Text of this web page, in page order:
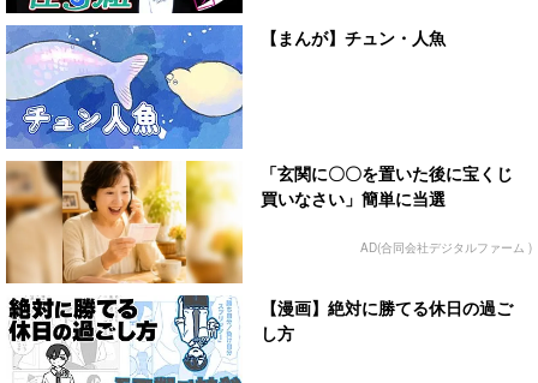
【まんが】チュン・人魚
「玄関に〇〇を置いた後に宝くじ
買いなさい」簡単に当選
AD(合同会社デジタルファーム )
【漫画】絶対に勝てる休日の過ご
し方